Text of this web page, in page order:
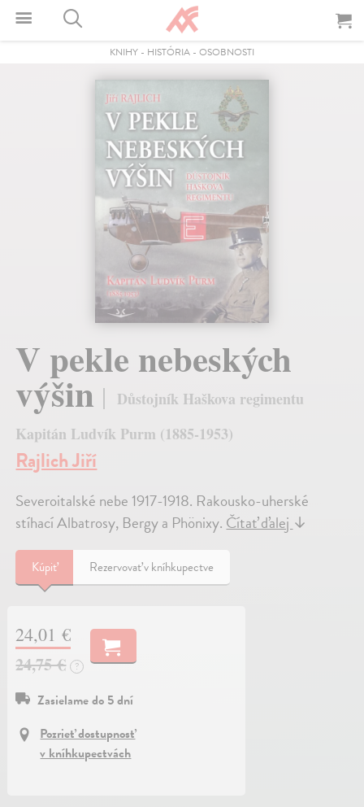
KNIHY - HISTÓRIA - OSOBNOSTI
V pekle nebeských
výšin
Důstojník Haškova regimentu
Kapitán Ludvík Purm (1885-1953)
Rajlich Jiří
Severoitalské nebe 1917-1918. Rakousko-uherské
stíhací Albatrosy, Bergy a Phönixy. Čítať ďalej ↓
Kúpiť Rezervovať v kníhkupectve
24,01 €
24,75 €
?
Zasielame do 5 dní
Pozrieť dostupnosť
v kníhkupectvách